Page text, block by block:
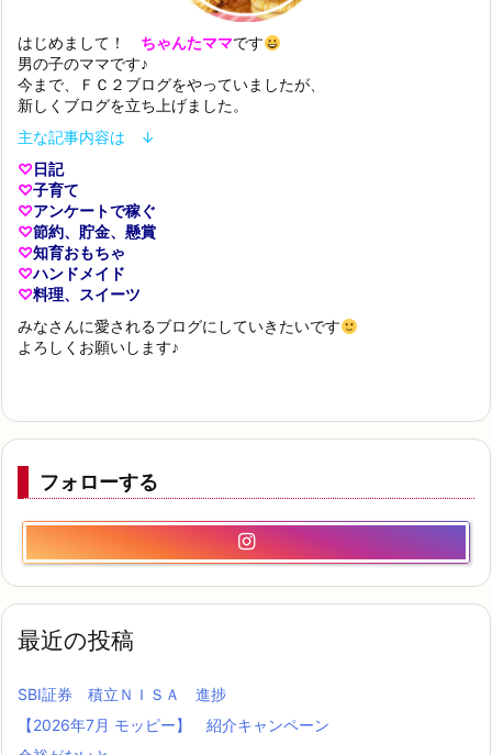
はじめまして！ ちゃんたママです
男の子のママです♪
今まで、ＦＣ２ブログをやっていましたが、
新しくブログを立ち上げました。
主な記事内容は ↓
♡日記
♡子育て
♡アンケートで稼ぐ
♡節約、貯金、懸賞
♡知育おもちゃ
♡ハンドメイド
♡料理、スイーツ
みなさんに愛されるブログにしていきたいです
よろしくお願いします♪
フォローする
最近の投稿
SBI証券 積立ＮＩＳＡ 進捗
【2026年7月 モッピー】 紹介キャンペーン